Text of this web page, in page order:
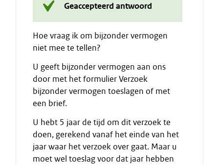
Geaccepteerd antwoord
Hoe vraag ik om bijzonder vermogen
niet mee te tellen?
U geeft bijzonder vermogen aan ons
door met het formulier Verzoek
bijzonder vermogen toeslagen of met
een brief.
U hebt 5 jaar de tijd om dit verzoek te
doen, gerekend vanaf het einde van het
jaar waar het verzoek over gaat. Maar u
moet wel toeslag voor dat jaar hebben